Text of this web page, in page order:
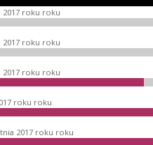
2017 roku roku
2017 roku roku
2017 roku roku
roku roku
2017 roku roku